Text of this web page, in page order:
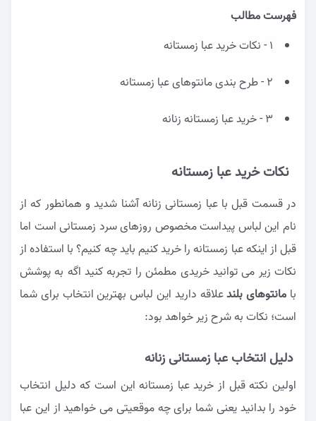
فهرست مطالب
1 - نکات خرید عبا زمستانه
2 - طرح بندی مانتوهای عبا زمستانه
3 - خرید عبا زمستانه زنانه
نکات خرید عبا زمستانه
در قسمت قبل با عبا زمستانی زنانه آشنا شدید و همانطور که از
نام این لباس پیداست مخصوص روزهای سرد زمستانی است اما
قبل از اینکه عبا زمستانه را خرید کنیم باید چه کنیم؟ با استفاده از
نکات زیر می توانید خریدی مطمئن را تجربه کنید اگه به پوشش
با مانتوهای بلندعلاقه دارید این لباس بهترین انتخاب برای شما
است؛ نکات به شرح زیر خواهد بود:
دلیل انتخاب عبا زمستانی زنانه
اولین نکته قبل از خرید عبا زمستانه این است که دلیل انتخاب
خود را بدانید یعنی شما برای چه موقعیتی می خواهید از این عبا